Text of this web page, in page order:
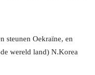
steunen Oekraïne, en
wereld land) N.Korea